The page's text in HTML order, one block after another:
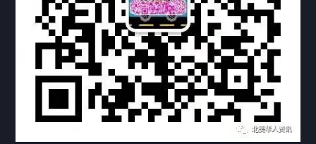
上海嘉定公证处海牙认证
上海宝山公证处海牙认证
上海奉贤公证处海牙认证